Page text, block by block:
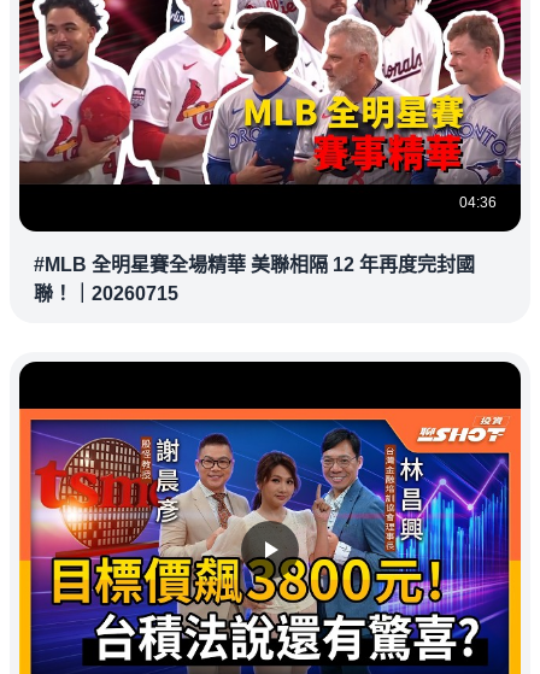
04:36
#MLB 全明星賽全場精華 美聯相隔 12 年再度完封國
聯！｜20260715